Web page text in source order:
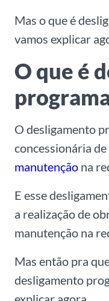
Mas o que é
vamos explicar
O que é
O desligamento
concessionária
manutenção na
E esse
a realização de
manutenção na
Mas então pra
desligamento